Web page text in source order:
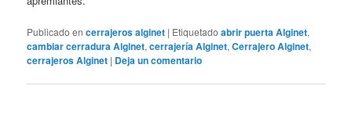
Publicado en cerrajeros alginet | Etiquetado abrir puerta Alginet,
cambiar cerradura Alginet,cerrajería Alginet,Cerrajero Alginet,
cerrajeros Alginet | Deja un comentario